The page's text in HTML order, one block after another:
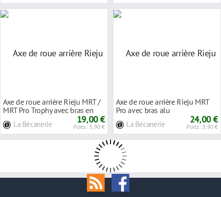
Axe de roue arrière Rieju MRT /
MRT Pro Trophy avec bras en
La Bécanerie 19,00 €
Ports : 5,90 €
Axe de roue arrière Rieju MRT
Pro avec bras alu
La Bécanerie 24,00 €
Ports : 5,90 €